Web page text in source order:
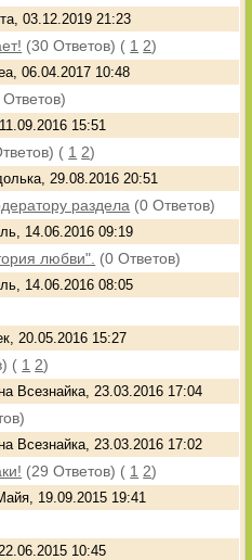
03.12.2019 21:23
(30 Ответов) ( 1 2)
06.04.2017 10:48
15:51
( 1 2)
29.08.2016 20:51
раздела (0 Ответов)
14.06.2016 09:19
любви". (0 Ответов)
14.06.2016 08:05
20.05.2016 15:27
( 1 2)
Всезнайка, 23.03.2016 17:04
Всезнайка, 23.03.2016 17:02
(29 Ответов) ( 1 2)
19.09.2015 19:41
10:45